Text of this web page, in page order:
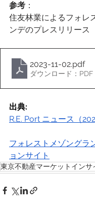
参考 ：
住友林業によるフォレ
ンデのプレスリリース
2023-11-02.pdf
ダウンロード：PDF
出典:
R.E. Port ニュース（
フォレストメゾングラ
ョンサイト
東京不動産マーケットインサ